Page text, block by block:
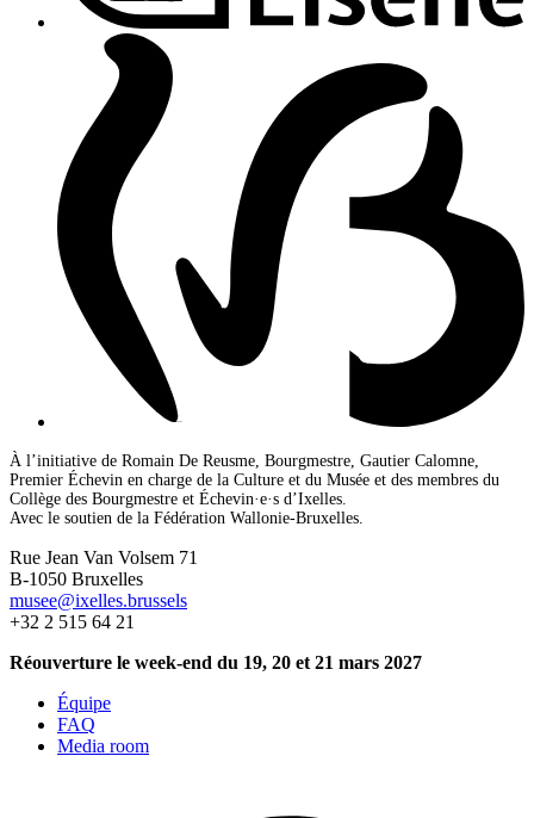
À l’initiative de Romain De Reusme, Bourgmestre, Gautier Calomne,
Premier Échevin en charge de la Culture et du Musée et des membres du
Collège des Bourgmestre et Échevin·e·s d’Ixelles.
Avec le soutien de la Fédération Wallonie-Bruxelles.
Rue Jean Van Volsem 71
B-1050 Bruxelles
musee@ixelles.brussels
+32 2 515 64 21
Réouverture le week-end du 19, 20 et 21 mars 2027
Équipe
FAQ
Media room